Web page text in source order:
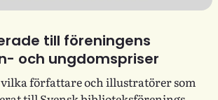
till föreningens
och ungdomspriser
vilka författare och illustratörer som